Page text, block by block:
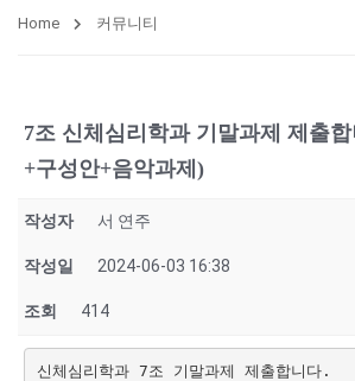
Home 커뮤니티
7조 신체심리학과 기말과제 제출
+구성안+음악과제)
작성자 서 연주
작성일 2024-06-03 16:38
조회 414
신체심리학과 7조 기말과제 제출합니다.